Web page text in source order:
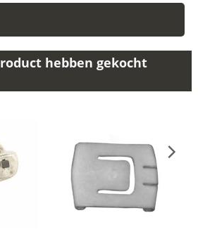
hebben gekocht